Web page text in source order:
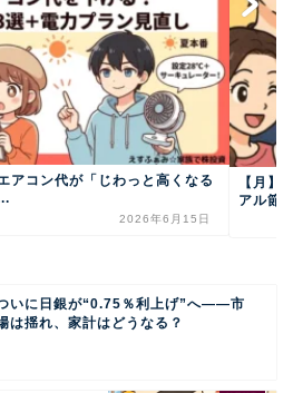
アコン代が「じわっと高くなる
2026年6月15日
【月】
アル節
いに日銀が“0.75％利上げ”へ——市
は揺れ、家計はどうなる？